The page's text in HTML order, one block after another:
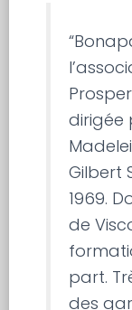
dirigée
Gilbert
1969.
de
part.
des